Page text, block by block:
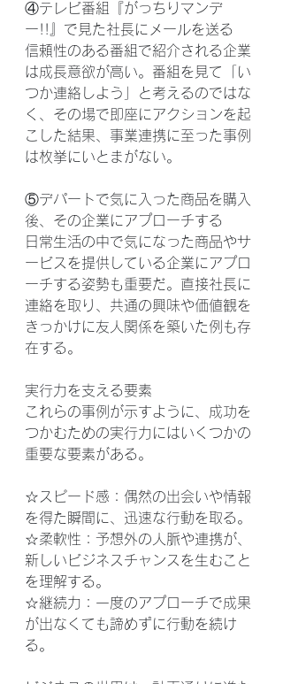
④テレビ番組『がっちりマンデ
ー!!』で見た社長にメールを送る
信頼性のある番組で紹介される企業
は成長意欲が高い。番組を見て「い
つか連絡しよう」と考えるのではな
く、その場で即座にアクションを起
こした結果、事業連携に至った事例
は枚挙にいとまがない。
⑤デパートで気に入った商品を購入
後、その企業にアプローチする
日常生活の中で気になった商品やサ
ービスを提供している企業にアプロ
ーチする姿勢も重要だ。直接社長に
連絡を取り、共通の興味や価値観を
きっかけに友人関係を築いた例も存
在する。
実行力を支える要素
これらの事例が示すように、成功を
つかむための実行力にはいくつかの
重要な要素がある。
☆スピード感：偶然の出会いや情報
を得た瞬間に、迅速な行動を取る。
☆柔軟性：予想外の人脈や連携が、
新しいビジネスチャンスを生むこと
を理解する。
☆継続力：一度のアプローチで成果
が出なくても諦めずに行動を続け
る。